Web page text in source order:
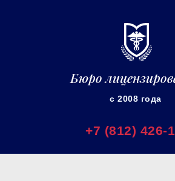
Бюро
с 2008 года
+7 (812) 426-